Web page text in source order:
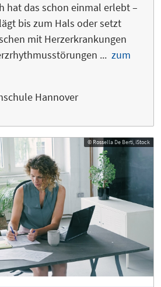
hat das schon einmal erlebt –
bis zum Hals oder setzt
mit Herzerkrankungen
... zum
Hannover
© Rossella De Berti, iStock